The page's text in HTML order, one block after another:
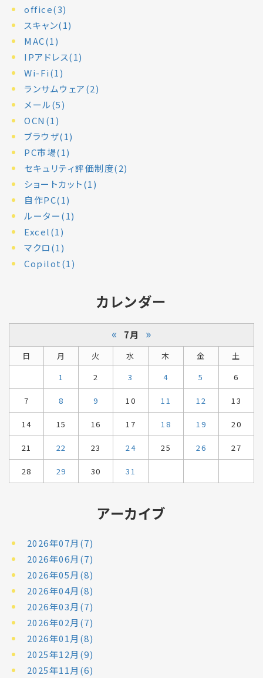
office(3)
スキャン(1)
MAC(1)
IPアドレス(1)
Wi-Fi(1)
ランサムウェア(2)
メール(5)
OCN(1)
ブラウザ(1)
PC市場(1)
セキュリティ評価制度(2)
ショートカット(1)
自作PC(1)
ルーター(1)
Excel(1)
マクロ(1)
Copilot(1)
カレンダー
« 7月 »
日 月 火 水 木 金
土
1
2 3 4 5 6
7 8 9 10 11 12 13
14 15 16 17 18 19 20
21 22 23 24 25 26 27
28 29 30 31
アーカイブ
2026年07月(7)
2026年06月(7)
2026年05月(8)
2026年04月(8)
2026年03月(7)
2026年02月(7)
2026年01月(8)
2025年12月(9)
2025年11月(6)